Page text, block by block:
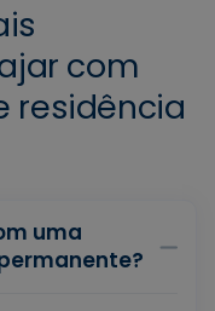
com
residência
uma